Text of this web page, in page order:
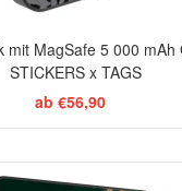
mit MagSafe 5 000 mAh
STICKERS x TAGS
ab €56,90